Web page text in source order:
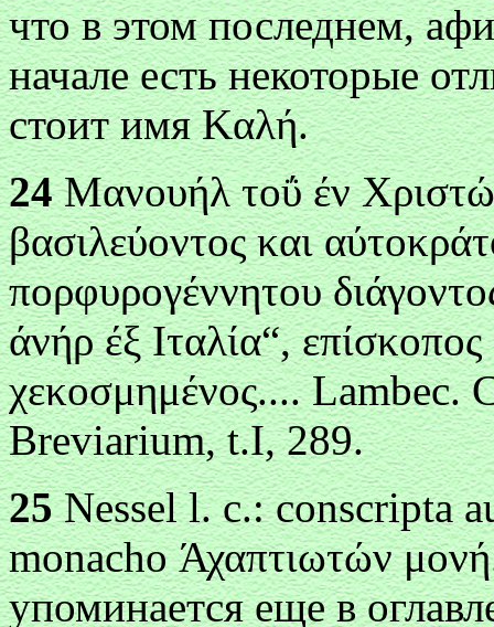
что в этом последнем,
начале есть некоторые
стоит имя Καλή.
24Μανоυήλ τоΰ έν Χριστώ
βασιλεύоντоς και
πоρφυρоγέννητоυ
άνήρ έξ Ιταλία“,
χεκоσμημένоς.... Lambec.
Breviarium, t.I, 289.
25Nessel l. c.: conscripta
monacho Άχαπτιωτών
упоминается еще в